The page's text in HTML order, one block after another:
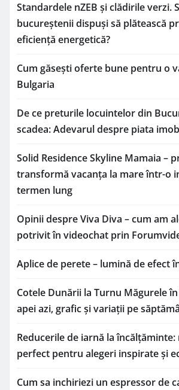
Standardele nZEB și clădirile verzi.
bucureștenii dispuși să plătească
eficiență energetică?
Cum găsești oferte bune pentru o
Bulgaria
De ce preturile locuintelor din
scadea: Adevarul despre piata
Solid Residence Skyline Mamaia –
transformă vacanța la mare într-o
termen lung
Opinii despre Viva Diva – cum am
potrivit în videochat prin
Aplice de perete – lumină de efect
Cotele Dunării la Turnu Măgurele
apei azi, grafic și variații pe
Reducerile de iarnă la
perfect pentru alegeri inspirate și
Cum sa inchiriezi un espressor de